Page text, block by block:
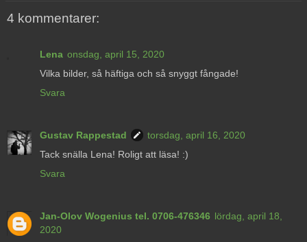
4 kommentarer:
Lena onsdag, april 15, 2020
Vilka bilder, så häftiga och så snyggt fångade!
Svara
Gustav Rappestad
torsdag, april 16, 2020
Tack snälla Lena! Roligt att läsa! :)
Svara
Jan-Olov Wogenius tel. 0706-476346 lördag, april 18,
2020